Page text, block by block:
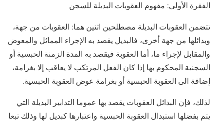
الفقرة الأولى: مفهوم العقوبات البديلة للسجن
تتضمن العقوبات البديلة مصطلحين اثنين هما: العقوبات من جهة،
وبدائلها من جهة أخرى، فالبديل يقصد به الإجراء المماثل والمعوض
والمقابل لإجراء ما، أما العقوبة فيقصد به المدة الزمنة الحبسية أو
السجنية المحكوم بها إذا كان الفعل المرتكب لا يعاقب إلا بغرامة،
إضافة الى العقوبة الحبسية أو بغرامة عوض العقوبة الحبسية.
لذلك، فإن البدائل العقوبات يقصد بها عموما التدابير البديلة التي
يتم بفضلها استبدال العقوبة الحبسية واعتبارها كبديل لها وذلك تبعا